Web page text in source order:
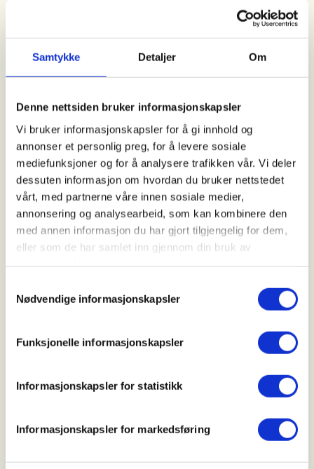
Samtykke Detaljer Om
Denne nettsiden bruker informasjonskapsler
Vi bruker informasjonskapsler for å gi innhold og
annonser et personlig preg, for å levere sosiale
mediefunksjoner og for å analysere trafikken vår. Vi deler
dessuten informasjon om hvordan du bruker nettstedet
vårt, med partnerne våre innen sosiale medier,
annonsering og analysearbeid, som kan kombinere den
med annen informasjon du har gjort tilgjengelig for dem,
eller som de har samlet inn gjennom din bruk av
Nødvendige informasjonskapsler
Funksjonelle informasjonskapsler
Informasjonskapsler for statistikk
Informasjonskapsler for markedsføring
DNT Indre Østfold
indreostfold@dnt.no
Tur på dagtid for seniorer. Turbeskrivelse for den
enkelte turen bestemmes endelig senest 14 dager
før turstart. Følg med på hjemmeside og annonser.
Enkle lettgåtte turer som går på sti eller
vei/skogsbilvei.
Varighet
4 timer, inkl. pauser, ca. 5 km gange